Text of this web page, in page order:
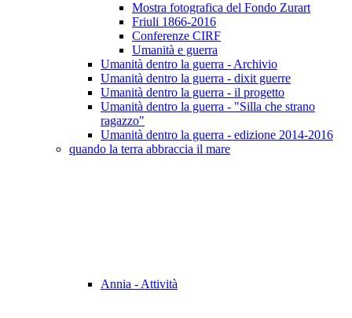
Mostra fotografica del Fondo Zurart
Friuli 1866-2016
Conferenze CIRF
Umanità e guerra
Umanità dentro la guerra - Archivio
Umanità dentro la guerra - dixit guerre
Umanità dentro la guerra - il progetto
Umanità dentro la guerra - "Silla che strano
ragazzo"
Umanità dentro la guerra - edizione 2014-2016
quando la terra abbraccia il mare
Annia - Attività